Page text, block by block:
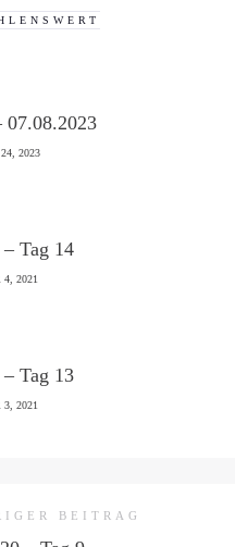
07.08.2023
2023
Tag 14
4, 2021
Tag 13
3, 2021
BEITRAG